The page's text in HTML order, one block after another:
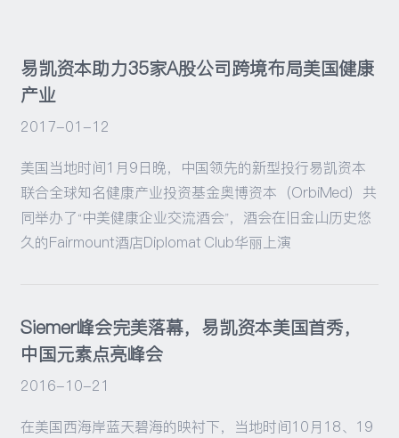
易凯资本助力35家A股公司跨境布局美国健康
产业
2017-01-12
美国当地时间1月9日晚，中国领先的新型投行易凯资本
联合全球知名健康产业投资基金奥博资本（OrbiMed）共
同举办了“中美健康企业交流酒会”，酒会在旧金山历史悠
久的Fairmount酒店Diplomat Club华丽上演
Siemer峰会完美落幕，易凯资本美国首秀，
中国元素点亮峰会
2016-10-21
在美国西海岸蓝天碧海的映衬下，当地时间10月18、19